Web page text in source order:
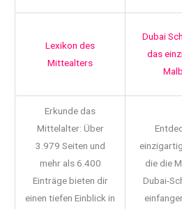
Lexikon des
Mittealters
Dubai
das
Erkunde das
Mittelalter: Über
3.979 Seiten und
mehr als 6.400
Einträge bieten dir
einen tiefen Einblick in
die die
Dubai-